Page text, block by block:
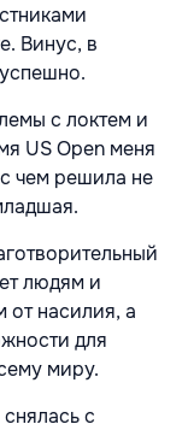
Винус, в
с локтем и
US Open меня
чем решила не
людям и
насилия, а
для
миру.
с